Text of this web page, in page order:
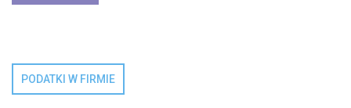
PODATKI W FIRMIE